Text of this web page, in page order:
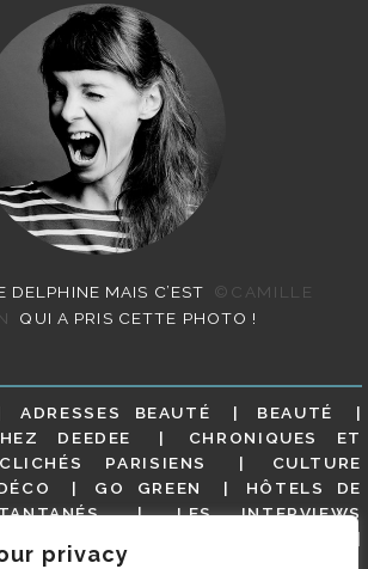
privacy
DELPHINE MAIS C’EST
©CAMILLE
QUI A PRIS CETTE PHOTO !
ADRESSES BEAUTÉ
BEAUTÉ
DEEDEE
CHRONIQUES ET
CLICHÉS PARISIENS
CULTURE
GO GREEN
HÔTELS DE
LES INTERVIEWS
MODE